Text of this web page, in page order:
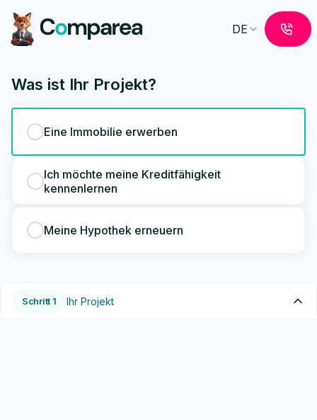
DE
Was ist Ihr Projekt?
Eine Immobilie erwerben
Ich möchte meine Kreditfähigkeit
kennenlernen
Meine Hypothek erneuern
Schritt1 Ihr Projekt